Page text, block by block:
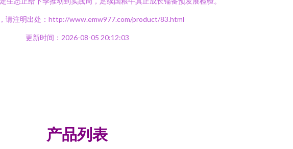
请注明出处：http://www.emw977.com/product/83.html
更新时间：2026-08-05 20:12:03
产品列表